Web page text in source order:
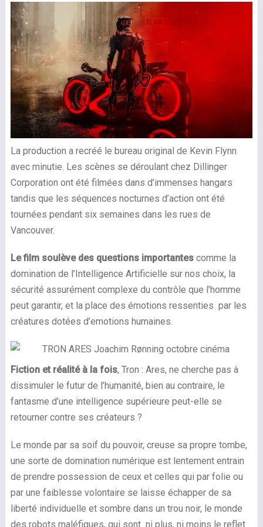
La production a recréé le bureau original de Kevin Flynn
avec minutie. Les scènes se déroulant chez Dillinger
Corporation ont été filmées dans d’immenses hangars
tandis que les séquences nocturnes d’action ont été
tournées pendant six semaines dans les rues de
Vancouver.
Le film soulève des questions importantes comme la
domination de l’Intelligence Artificielle sur nos choix, la
sécurité assurément complexe du contrôle que l’homme
peut garantir, et la place des émotions ressenties par les
créatures dotées d’emotions humaines.
Fiction et réalité à la fois, Tron : Ares, ne cherche pas à
dissimuler le futur de l’humanité, bien au contraire, le
fantasme d’une intelligence supérieure peut-elle se
retourner contre ses créateurs ?
Le monde par sa soif du pouvoir, creuse sa propre tombe,
une sorte de domination numérique est lentement entrain
de prendre possession de ceux et celles qui par folie ou
par une faiblesse volontaire se laisse échapper de sa
liberté individuelle et sombre dans un trou noir, le monde
des robots maléfiques, qui sont ni plus, ni moins le reflet